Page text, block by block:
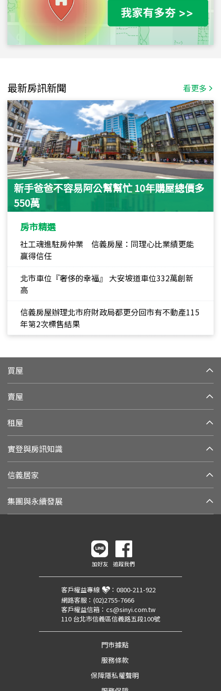
最新房訊新聞 看更多
新手爸爸不容易阿公幫幫忙 10年購屋總價多
550萬
房市精選
社工魂進駐房仲業 信義房屋：同理心比業績更能
贏得信任
北市車位『奢侈的幸福』 大安坡道車位332萬創新
高
信義房屋辦理北市府財政局都更分回市有不動產115
年第2次標售結果
買屋
賣屋
租屋
實登與房訊知識
信義居家
集團與永續發展
加好友 追蹤我們
客戶權益專線 ： 0800-211-922
網路客服： (02)2755-7666
客戶權益信箱： cs@sinyi.com.tw
110 台北市信義區信義路五段100號
門市據點
服務條款
保障隱私權聲明